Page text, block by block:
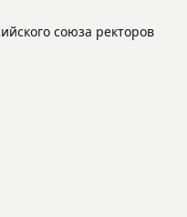
союза ректоров